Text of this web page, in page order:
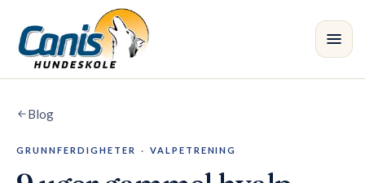
Spring til hovedindholdet
Kursus
Blog
GRUNNFERDIGHETER · VALPETRENING